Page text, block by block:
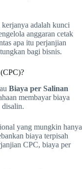
adalah kunci
anggaran cetak
apa itu perjanjian
bagi bisnis.
Biaya per Salinan
membayar biaya
disalin.
yang mungkin hanya
biaya terpisah
CPC, biaya per